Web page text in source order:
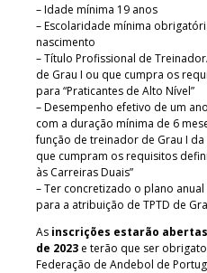
– Idade mínima 19 anos
– Escolaridade mínima
nascimento
– Título Profissional de
de Grau I ou que cumpra os
para “Praticantes de Alto Nível”
– Desempenho efetivo de um
com a duração mínima de 6
função de treinador de Grau I
que cumpram os requisitos
às Carreiras Duais”
– Ter concretizado o plano
para a atribuição de TPTD de
As inscrições estarão
de 2023 e terão que ser
Federação de Andebol de